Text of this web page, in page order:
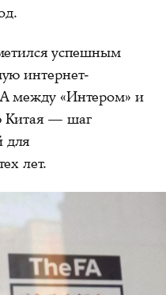
успешным
интернет-
между «Интером» и
Китая — шаг
для
лет.